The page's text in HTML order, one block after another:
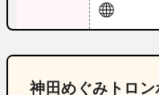
神田めぐみトロ